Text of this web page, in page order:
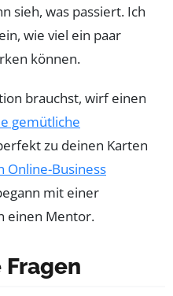
sieh, was passiert. Ich
wie viel ein paar
können.
brauchst, wirf einen
gemütliche
zu deinen Karten
Online-Business
mit einer
einen Mentor.